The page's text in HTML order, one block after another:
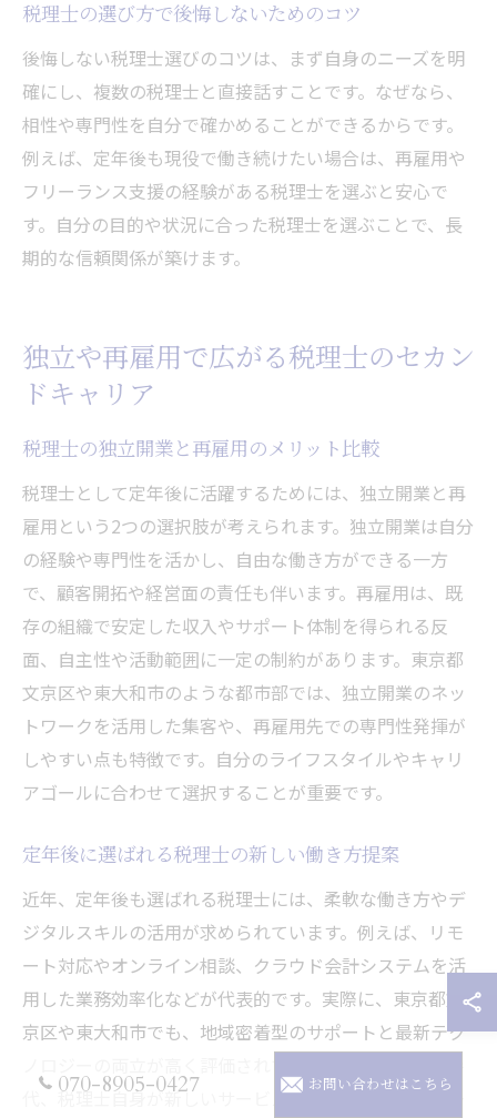
税理士の選び方で後悔しないためのコツ
後悔しない税理士選びのコツは、まず自身のニーズを明
確にし、複数の税理士と直接話すことです。なぜなら、
相性や専門性を自分で確かめることができるからです。
例えば、定年後も現役で働き続けたい場合は、再雇用や
フリーランス支援の経験がある税理士を選ぶと安心で
す。自分の目的や状況に合った税理士を選ぶことで、長
期的な信頼関係が築けます。
独立や再雇用で広がる税理士のセカン
ドキャリア
税理士の独立開業と再雇用のメリット比較
税理士として定年後に活躍するためには、独立開業と再
雇用という2つの選択肢が考えられます。独立開業は自分
の経験や専門性を活かし、自由な働き方ができる一方
で、顧客開拓や経営面の責任も伴います。再雇用は、既
存の組織で安定した収入やサポート体制を得られる反
面、自主性や活動範囲に一定の制約があります。東京都
文京区や東大和市のような都市部では、独立開業のネッ
トワークを活用した集客や、再雇用先での専門性発揮が
しやすい点も特徴です。自分のライフスタイルやキャリ
アゴールに合わせて選択することが重要です。
定年後に選ばれる税理士の新しい働き方提案
近年、定年後も選ばれる税理士には、柔軟な働き方やデ
ジタルスキルの活用が求められています。例えば、リモ
ート対応やオンライン相談、クラウド会計システムを活
用した業務効率化などが代表的です。実際に、東京都文
京区や東大和市でも、地域密着型のサポートと最新テク
代、税理士自身が新しいサービス形態を取り入れ、ニー
070-8905-0427 お問い合わせはこちら